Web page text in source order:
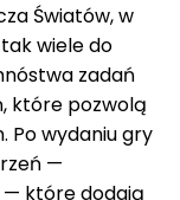
Światów, w
wiele do
zadań
które pozwolą
Po wydaniu gry
—
— które dodają